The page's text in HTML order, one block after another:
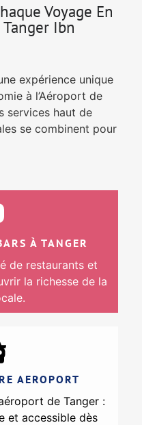
Voyage En
Tanger Ibn
expérience unique
à l’Aéroport de
services haut de
se combinent pour
À TANGER
de restaurants et
la richesse de la
AEROPORT
de Tanger :
et accessible dès